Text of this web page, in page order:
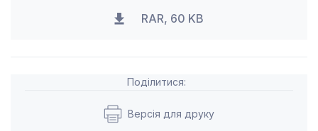
RAR, 60 KB
Поділитися:
Версія для друку